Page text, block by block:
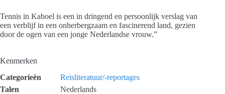
Tennis in Kaboel is een in dringend en persoonlijk verslag van
een verblijf in een onherbergzaam en fascinerend land, gezien
door de ogen van een jonge Nederlandse vrouw.”
Kenmerken
Categorieën
Reisliteratuur/-reportages
Talen
Nederlands